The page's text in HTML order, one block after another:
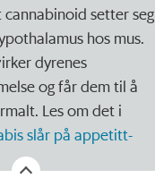
cannabinoid setter seg
hos mus.
dyrenes
og får dem til å
Les om det i
slår på appetitt-